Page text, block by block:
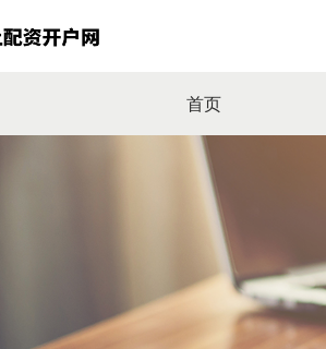
首页